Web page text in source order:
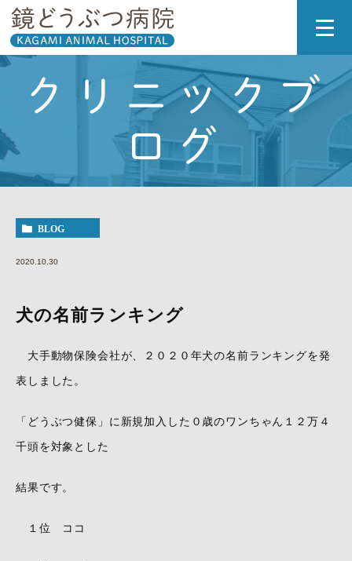
クリニックブ
ログ
BLOG
2020.10.30
犬の名前ランキング
大手動物保険会社が、２０２０年犬の名前ランキングを発
表しました。
「どうぶつ健保」に新規加入した０歳のワンちゃん１２万４
千頭を対象とした
結果です。
１位 ココ